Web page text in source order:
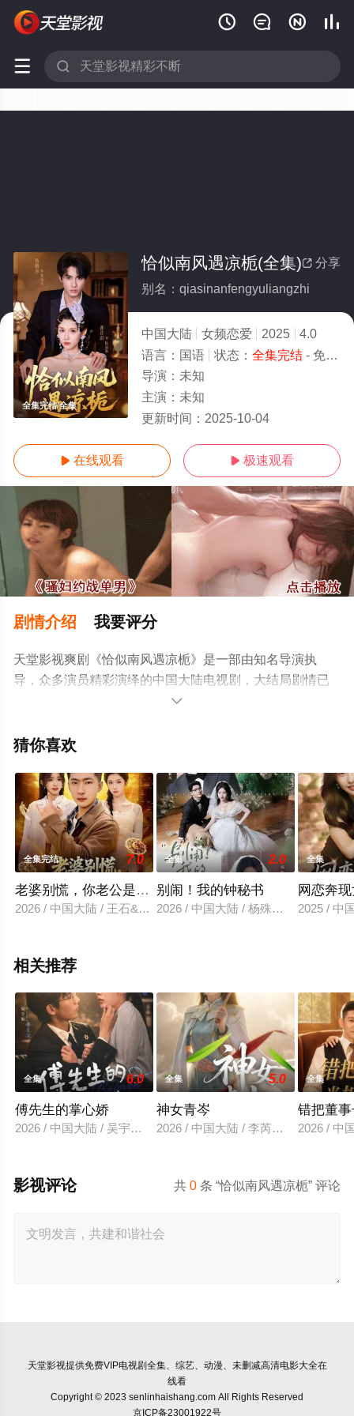
   
 
全集完结/全集
 分享
恰似南风遇凉栀(全集)
别名：qiasinanfengyuliangzhi
中国大陆 女频恋爱 2025
4.0
语言： 国语 状态： 全集完结- 免费在线观看
导演： 未知
主演： 未知
更新时间： 2025-10-04
 在线观看  极速观看
剧情介绍 我要评分
天堂影视爽剧《恰似南风遇凉栀》是一部由知名导演执
导，众多演员精彩演绎的中国大陆电视剧，大结局剧情已
揭晓（全集完结），手机免费观看高清无删减完整版电视
剧、电视猫或剧情网等平台了解。

猜你喜欢
全集完结 7.0
老婆别慌，你老公是满级大佬
2026 / 中国大陆 / 王石&乔仙童&芷芃
全集 2.0
别闹！我的钟秘书
2026 / 中国大陆 / 杨殊予＆赵廷义
全集
网恋奔
2025 / 中
相关推荐
全集 6.0
傅先生的掌心娇
2026 / 中国大陆 / 吴宇航＆郑千亦
全集 5.0
神女青岑
2026 / 中国大陆 / 李芮峤＆张媛媛
全集
错把董
2026 / 中
共0 条 “恰似南风遇凉栀” 评论
影视评论
天堂影视提供免费VIP电视剧全集、综艺、动漫、未删减高清电影大全在
线看
Copyright © 2023 senlinhaishang.com All Rights Reserved
京ICP备23001922号